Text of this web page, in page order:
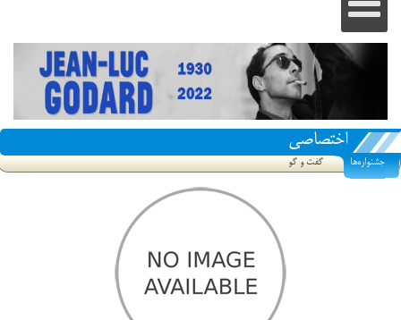
اختصاصی
جشنواره‌ها گفت و گو